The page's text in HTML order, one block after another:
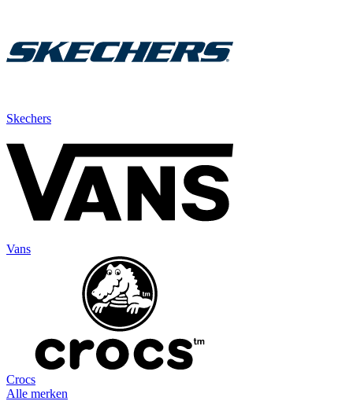
Skechers
Vans
Crocs
Alle merken